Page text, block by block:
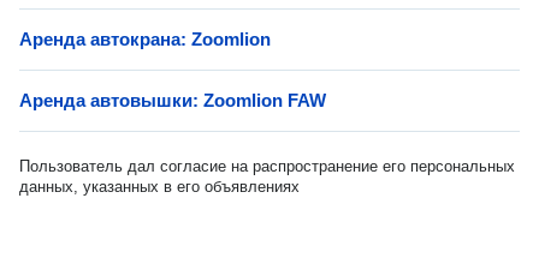
Аренда автокрана: Zoomlion
Аренда автовышки: Zoomlion FAW
Пользователь дал согласие на распространение его персональных
данных, указанных в его объявлениях